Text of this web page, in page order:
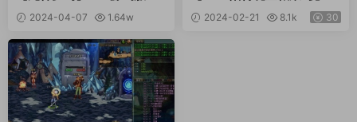
端+安卓+PC客戶端+全套源
碼+視頻架設教程+攻略
2024-04-07
1.64w
鬼三覺】最新整理版本pvf
+客戶端+等級補丁+攻略
2024-02-21 8.1k 30